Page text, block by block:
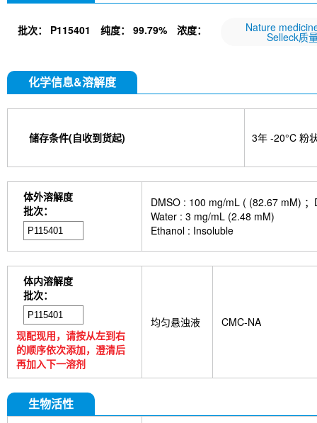
批次： P115401 纯度： 99.79% 浓度： Nature
Selleck质
化学信息&溶解度
储存条件(自收到货起) 3年 -20°C 粉
体外溶解度
批次：
DMSO : 100 mg/mL ( (82.67 mM)
Water : 3 mg/mL (2.48 mM)
Ethanol : Insoluble
体内溶解度
批次：
现配现用，请按从左到右
的顺序依次添加，澄清后
再加入下一溶剂
均匀悬浊液 CMC-NA
生物活性